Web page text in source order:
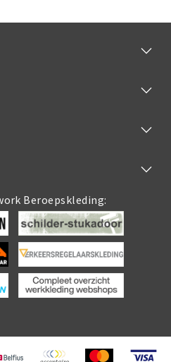
Beroepskleding: